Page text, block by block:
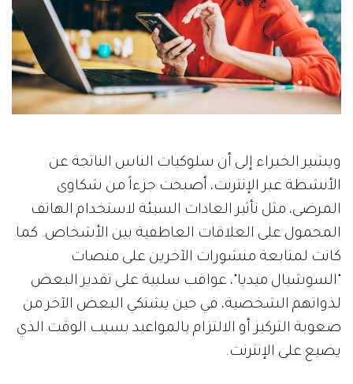
ويشير الخبراء إلى أن سلوكيات الناس الناتجة عن
الأنشطة عبر الإنترنت، أصبحت جزءاً من شكاوى
المرضى، مثل تأثير العادات السيئة لاستخدام الهاتف
المحمول على العلاقات العاطفية بين الأشخاص. كما
كانت لمتابعة منشورات الآخرين على منصات
"السوشيال ميديا"، عواقب سلبية على تقدير البعض
لذواتهم الشخصية، في حين يشتكي البعض الآخر من
صعوبة التركيز أو الالتزام بالمواعيد بسبب الوقت الذي
يضيع على الإنترنت.